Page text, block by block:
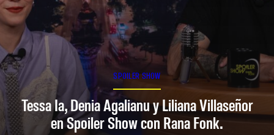
SPOILER SHOW
Tessa Ia, Denia Agalianu y Liliana Villaseñor
en Spoiler Show con Rana Fonk.